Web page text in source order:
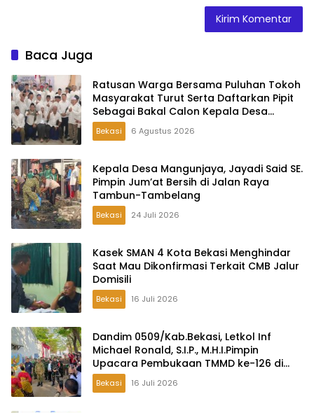
Baca Juga
Ratusan Warga Bersama Puluhan Tokoh
Masyarakat Turut Serta Daftarkan Pipit
Sebagai Bakal Calon Kepala Desa
Lambangsari
Bekasi 6 Agustus 2026
Kepala Desa Mangunjaya, Jayadi Said SE.
Pimpin Jum’at Bersih di Jalan Raya
Tambun-Tambelang
Bekasi 24 Juli 2026
Kasek SMAN 4 Kota Bekasi Menghindar
Saat Mau Dikonfirmasi Terkait CMB Jalur
Domisili
Bekasi 16 Juli 2026
Dandim 0509/Kab.Bekasi, Letkol Inf
Michael Ronald, S.I.P., M.H.I.Pimpin
Upacara Pembukaan TMMD ke-126 di
Desa Wibawamulya
Bekasi 16 Juli 2026